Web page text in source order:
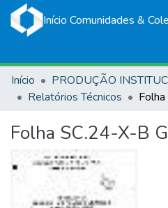
Início Comunidades &
Início
Relatórios Técnicos
Folha SC.24-X-B